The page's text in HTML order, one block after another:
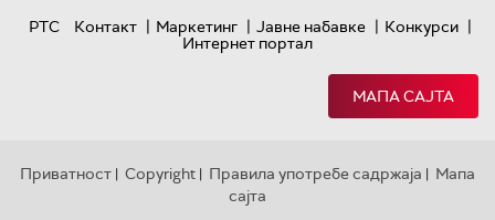
РТС
Контакт | Маркетинг | Јавне набавке | Конкурси |
Интернет портал
МАПА САЈТА
Приватност | Copyright | Правила употребе садржаја | Мапа
сајта